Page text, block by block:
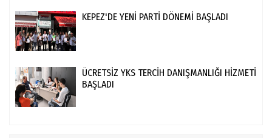
KEPEZ'DE YENİ PARTİ DÖNEMİ BAŞLADI
ÜCRETSİZ YKS TERCİH DANIŞMANLIĞI HİZMETİ
BAŞLADI